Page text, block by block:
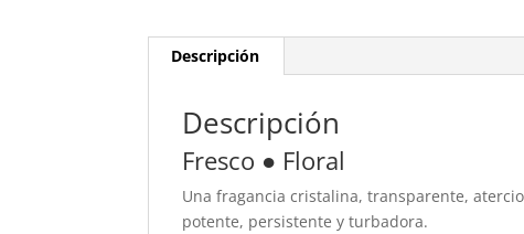
Descripción
Descripción
Fresco ● Floral
Una fragancia cristalina, transparente,
potente, persistente y turbadora.